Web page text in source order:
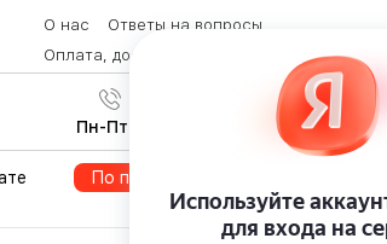
О нас
Ответы на вопросы
Оплата, доставка и возврат товара
8 (800) 600-28-07
Пн-Пт с 9:00 до 19:00
По популярности